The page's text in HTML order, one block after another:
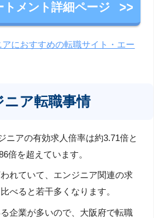
メント詳細ページ
アにおすすめの転職サイト・エー
ア転職事情
ニアの有効求人倍率は約3.71倍と
倍を超えています。
れていて、エンジニア関連の求
べると若干多くなります。
企業が多いので、大阪府で転職